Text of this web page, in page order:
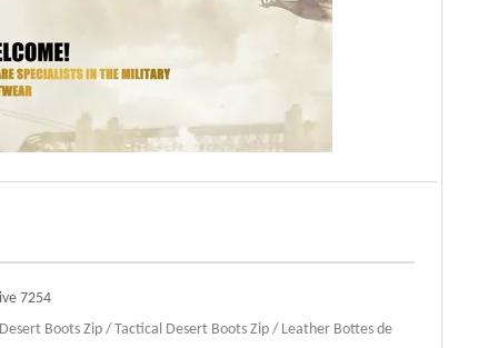
7254
Boots Zip / Tactical Desert Boots Zip / Leather Bottes de